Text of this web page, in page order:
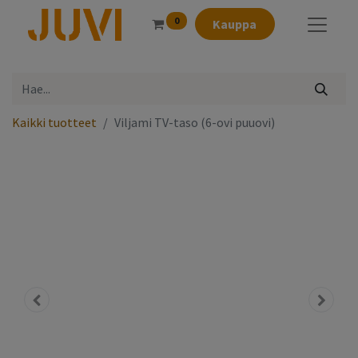
0 Kauppa
Kaikki tuotteet Viljami TV-taso (6-ovi puuovi)